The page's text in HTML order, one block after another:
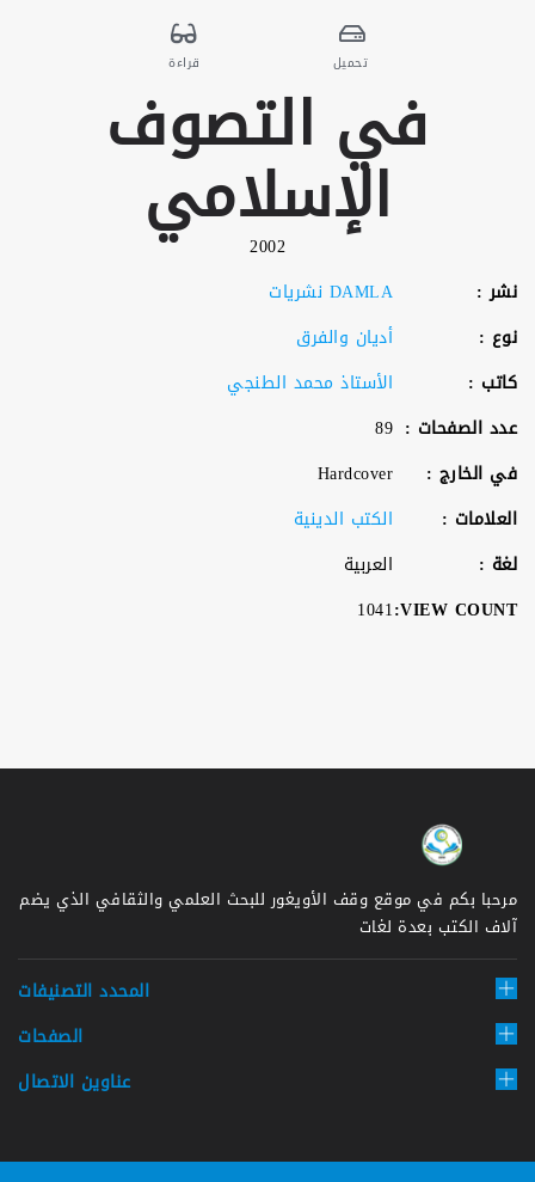
تحميل قراءة
في التصوف
الإسلامي
2002
نشر :
DAMLA نشريات
نوع :
أديان والفرق
كاتب :
الأستاذ محمد الطنجي
عدد الصفحات : 89
في الخارج :
Hardcover
العلامات :
الكتب الدينية
لغة :
العربية
VIEW COUNT:
1041
مرحبا بكم في موقع وقف الأويغور للبحث العلمي والثقافي الذي يضم
آلاف الكتب بعدة لغات
المحدد التصنيفات
الصفحات
عناوين الاتصال